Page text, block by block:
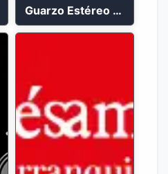
Guarzo Estéreo 24/7